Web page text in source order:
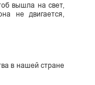
вышла на свет,
не двигается,
в нашей стране